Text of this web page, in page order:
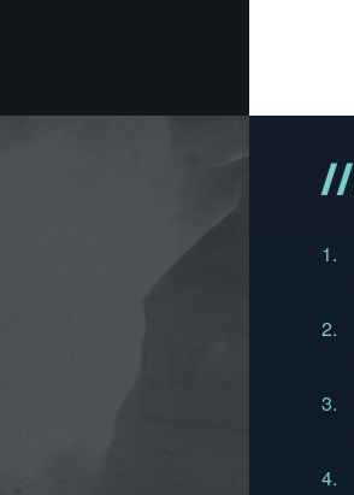
1.
2.
3.
4.